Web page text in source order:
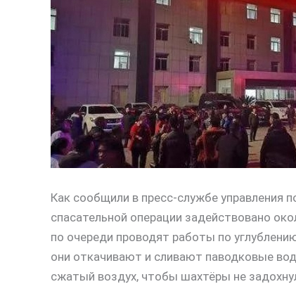
Как сообщили в пресс-службе управления
спасательной операции задействовано
по очереди проводят работы по
они откачивают и сливают паводковые
сжатый воздух, чтобы шахтёры не